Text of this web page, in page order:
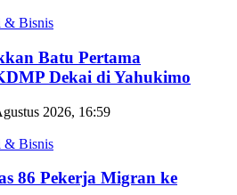
& Bisnis
Batu Pertama
Dekai di Yahukimo
2026, 16:59
& Bisnis
86 Pekerja Migran ke